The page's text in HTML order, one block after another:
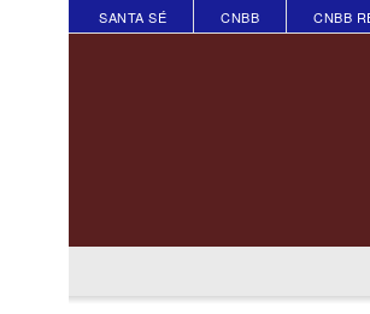
SANTA SÉ CNBB CNBB